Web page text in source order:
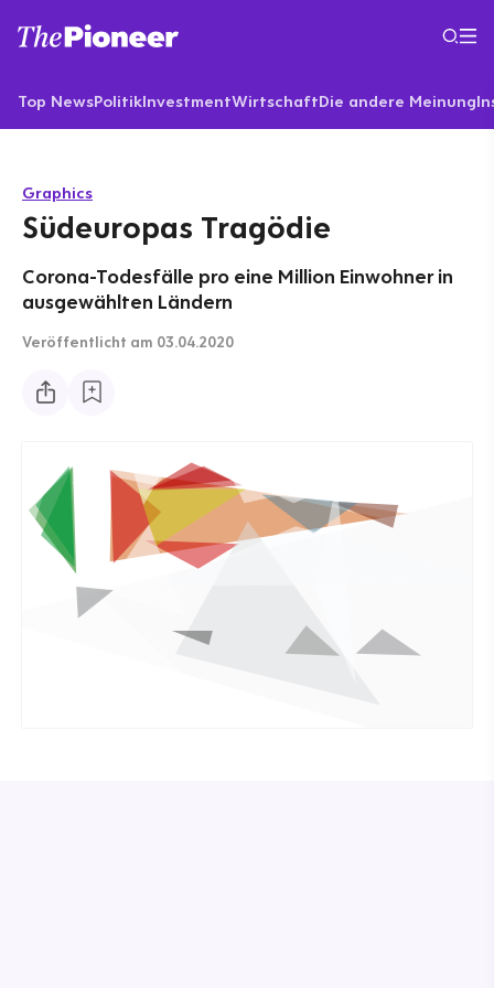
Top NewsPolitikInvestmentWirtschaftDie andere Meinung
Graphics
Südeuropas Tragödie
Corona-Todesfälle pro eine Million Einwohner in
ausgewählten Ländern
Veröffentlicht am 03.04.2020